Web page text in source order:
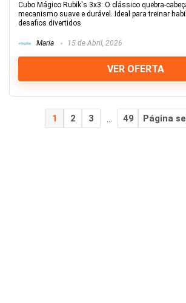
Cubo Mágico Rubik's 3x3: O clássico quebra-
mecanismo suave e durável. Ideal para treinar
desafios divertidos
Maria 15 de Abril, 2026
VER OFERTA
1 2 3 49 Página